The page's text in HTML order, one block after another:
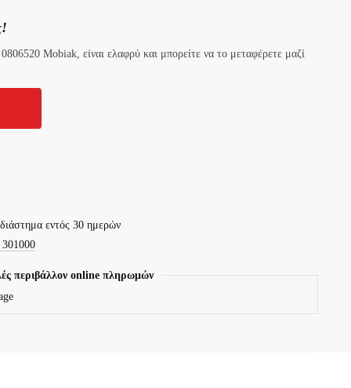
Mobiak, είναι ελαφρύ και μπορείτε να το μεταφέρετε μαζί
εντός 30 ημερών
περιβάλλον online πληρωμών